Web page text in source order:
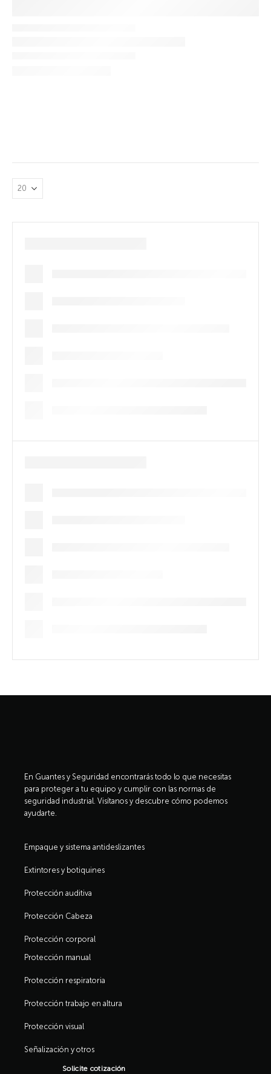
En Guantes y Seguridad encontrarás todo lo que necesitas
para proteger a tu equipo y cumplir con las normas de
seguridad industrial. Visítanos y descubre cómo podemos
ayudarte.
Empaque y sistema antideslizantes
Extintores y botiquines
Protección auditiva
Protección Cabeza
Protección corporal
Protección manual
Protección respiratoria
Protección trabajo en altura
Protección visual
Señalización y otros
Solicite cotización